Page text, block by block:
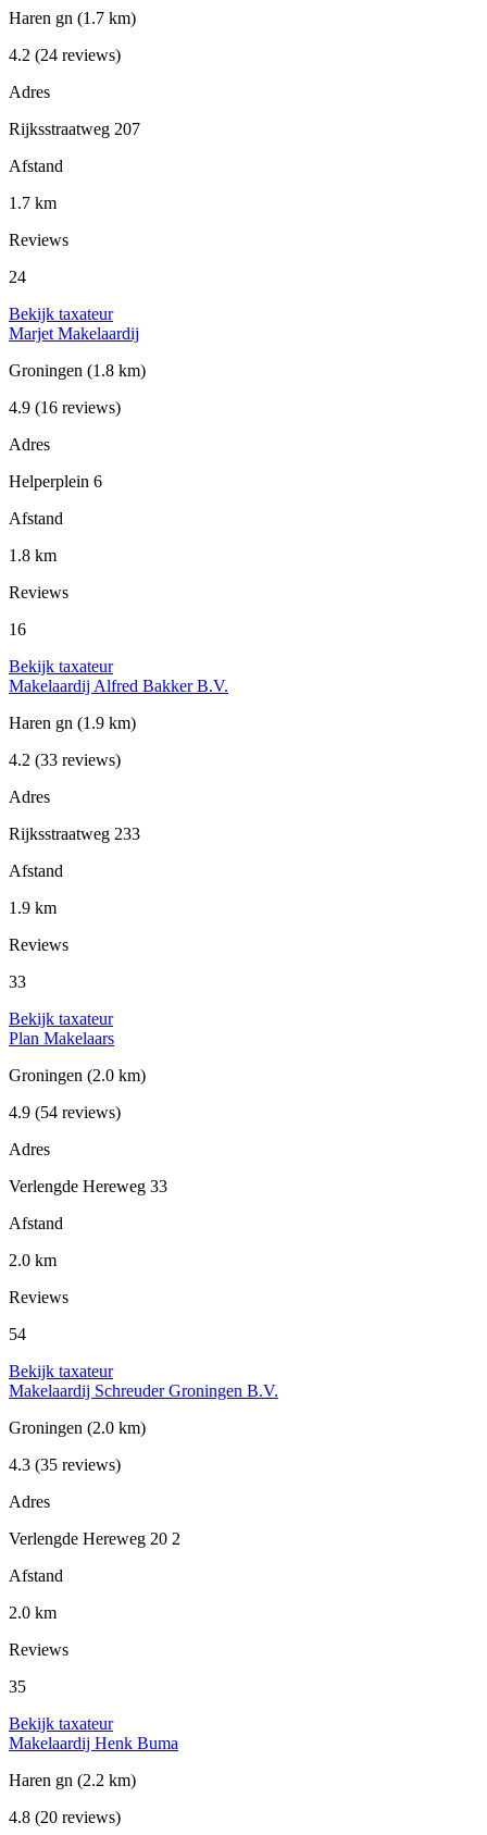
Haren gn (1.7 km)
4.2 (24 reviews)
Adres
Rijksstraatweg 207
Afstand
1.7 km
Reviews
24
Bekijk taxateur
Marjet Makelaardij
Groningen (1.8 km)
4.9 (16 reviews)
Adres
Helperplein 6
Afstand
1.8 km
Reviews
16
Bekijk taxateur
Makelaardij Alfred Bakker B.V.
Haren gn (1.9 km)
4.2 (33 reviews)
Adres
Rijksstraatweg 233
Afstand
1.9 km
Reviews
33
Bekijk taxateur
Plan Makelaars
Groningen (2.0 km)
4.9 (54 reviews)
Adres
Verlengde Hereweg 33
Afstand
2.0 km
Reviews
54
Bekijk taxateur
Makelaardij Schreuder Groningen B.V.
Groningen (2.0 km)
4.3 (35 reviews)
Adres
Verlengde Hereweg 20 2
Afstand
2.0 km
Reviews
35
Bekijk taxateur
Makelaardij Henk Buma
Haren gn (2.2 km)
4.8 (20 reviews)